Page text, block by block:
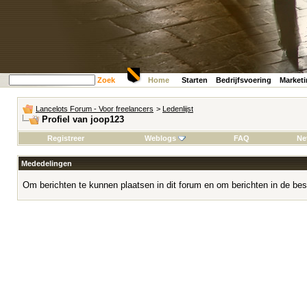
Zoek Home Starten Bedrijfsvoering
Lancelots Forum - Voor freelancers > Ledenlijst
Profiel van joop123
Registreer Weblogs FAQ
Mededelingen
Om berichten te kunnen plaatsen in dit forum en om berichten in de